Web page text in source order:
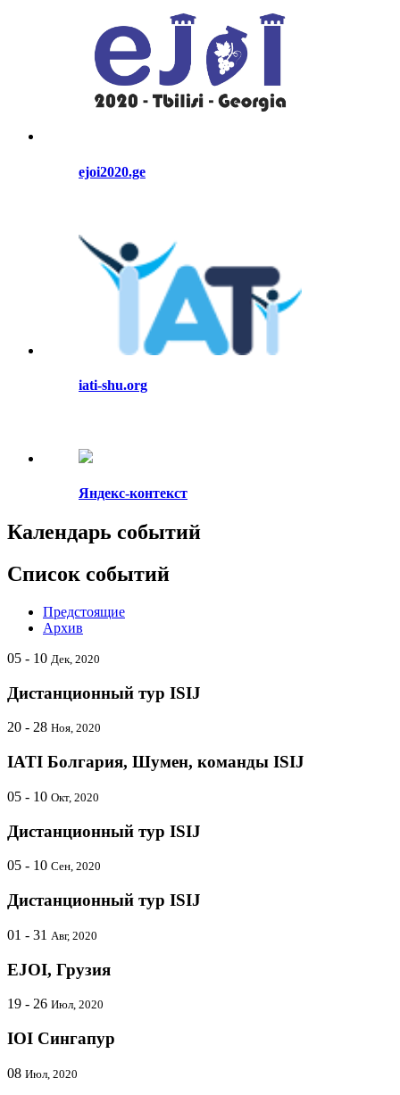
ejoi2020.ge
iati-shu.org
Яндекс-контекст
Календарь событий
Список событий
Предстоящие
Архив
05 - 10 Дек, 2020
Дистанционный тур ISIJ
20 - 28 Ноя, 2020
IATI Болгария, Шумен, команды ISIJ
05 - 10 Окт, 2020
Дистанционный тур ISIJ
05 - 10 Сен, 2020
Дистанционный тур ISIJ
01 - 31 Авг, 2020
EJOI, Грузия
19 - 26 Июл, 2020
IOI Сингапур
08 Июл, 2020